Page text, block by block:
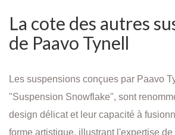
La cote des autres
de Paavo Tynell
Les suspensions conçues par Paavo
"Suspension Snowflake", sont
design délicat et leur capacité à
forme artistique, illustrant l'expertise